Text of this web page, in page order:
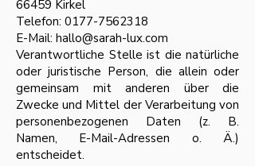
66459 Kirkel
Telefon: 0177-7562318
E-Mail: hallo@sarah-lux.com
Verantwortliche Stelle ist die natürliche
oder juristische Person, die allein oder
gemeinsam mit anderen über die
Zwecke und Mittel der Verarbeitung von
personenbezogenen Daten (z. B.
Namen, E-Mail-Adressen o. Ä.)
entscheidet.